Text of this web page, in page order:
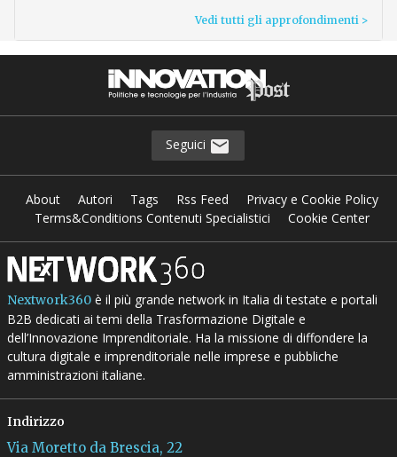
Vedi tutti gli approfondimenti >
Seguici
About Autori Tags Rss Feed
Privacy e Cookie Policy
Terms&Conditions Contenuti Specialistici
Cookie Center
Nextwork360è il più grande network in Italia di testate e portali
B2B dedicati ai temi della Trasformazione Digitale e
dell’Innovazione Imprenditoriale. Ha la missione di diffondere la
cultura digitale e imprenditoriale nelle imprese e pubbliche
amministrazioni italiane.
Indirizzo
Via Moretto da Brescia, 22